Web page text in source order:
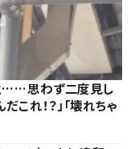
……思わず二度見し
れ！？」「壊れちゃ